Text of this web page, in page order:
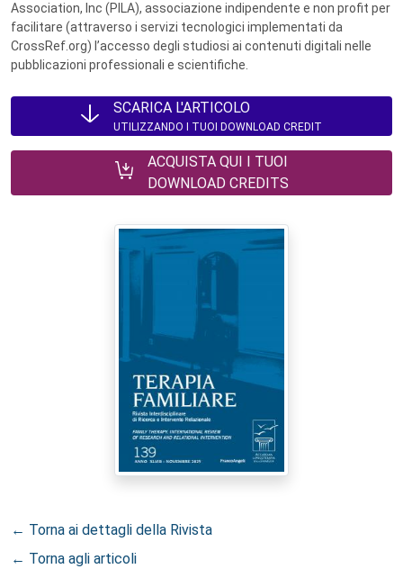
Association, Inc (PILA), associazione indipendente e non profit per
facilitare (attraverso i servizi tecnologici implementati da
CrossRef.org) l’accesso degli studiosi ai contenuti digitali nelle
pubblicazioni professionali e scientifiche.
SCARICA L'ARTICOLO
UTILIZZANDO I TUOI DOWNLOAD CREDIT
ACQUISTA QUI I TUOI
DOWNLOAD CREDITS
← Torna ai dettagli della Rivista
← Torna agli articoli